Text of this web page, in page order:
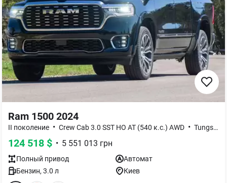
Ram 1500 2024
II поколение • Crew Cab 3.0 SST HO AT (540 к.с.) AWD • Tungsten
124 518 $ • 5 551 013 грн
Полный привод
Автомат
Бензин, 3.0 л Киев